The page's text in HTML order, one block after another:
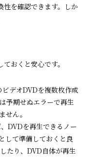
を確認できます。しか
おくと安心です。
ビデオDVDを複数枚作成
予期せぬエラーで再生
せん。
DVDを再生できるノー
して準備しておくと良
たり、DVD自体が再生